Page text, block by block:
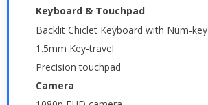
Keyboard & Touchpad
Backlit Chiclet Keyboard with Num-key
1.5mm Key-travel
Precision touchpad
Camera